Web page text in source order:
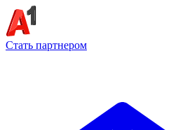
Стать партнером